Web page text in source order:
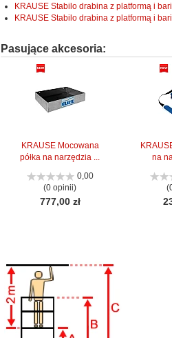
KRAUSE Stabilo drabina z platformą i
KRAUSE Stabilo drabina z platformą i
Pasujące akcesoria:
KRAUSE Mocowana
półka na narzędzia ...
0,00
(0 opinii)
777,00 zł
na